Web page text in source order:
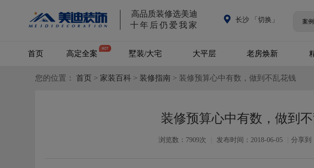
高品质装修选美迪
十年后仍爱我家
长沙 「切换」 案例
首页 高定全案 墅装/大宅
别墅/大宅
大平层 老房焕新
全改/局改
您的位置： 首页 > 家装百科 > 装修指南 > 装修预算心中有数，做到不乱花钱
装修预算心中有数，做到
浏览数：7909次 发布时间：2018-06-05 分享到